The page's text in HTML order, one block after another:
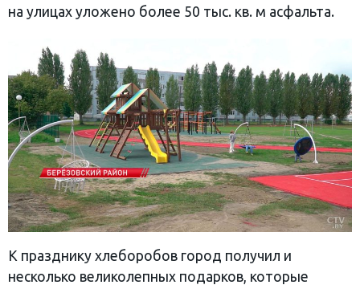
на улицах уложено более 50 тыс. кв. м асфальта.
К празднику хлеборобов город получил и
несколько великолепных подарков, которые